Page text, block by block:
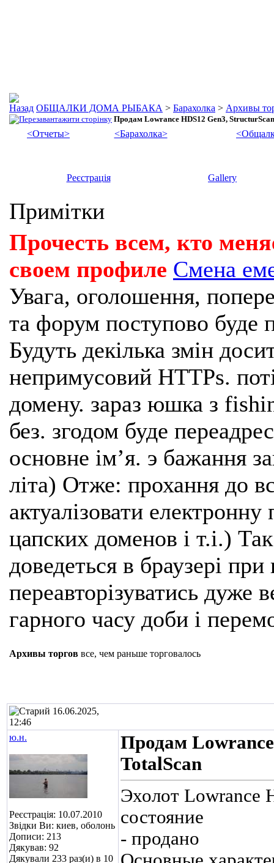
ОБЩАЛКИ ДОМА РЫБАКА > Барахолка > Архивы
Продам Lowrance HDS12 Gen3,
<Отчеты> <Барахолка>
Реєстрація Gallery
Примітки
Прочесть всем, кто
своем профиле Смена
Увага, оголошення,
та форум поступово буде
Будуть декілька змін
непримусовий HTTPs.
домену. зараз юшка з
без. згодом буде
основне імʼя. э бажання
літа) Отже: прохання до
актуалізовати
цапских доменов і т.і.)
доведеться в браузері
переавторізуватись
гарного часу доби і
Архивы торгов все, чем раньше торговалось
16.06.2025,
12:46
ю.н.
Реєстрація: 10.07.2010
Звідки Ви: киев, оболонь
Дописи: 213
Дякував: 92
Дякували 233 раз(и) в 10
Продам
TotalScan
Эхолот Lowrance
состояние
- продано